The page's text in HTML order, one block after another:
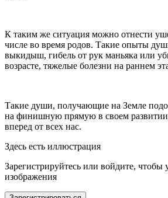
К таким же ситуация можно отнести
числе во время родов. Такие опыты
выкидыш, гибель от рук маньяка или
возрасте, тяжелые болезни на раннем
Такие души, получающие на Земле
на финишную прямую в своем
вперед от всех нас.
Здесь есть иллюстрация
Зарегистрируйтесь или войдите, чтобы
изображения